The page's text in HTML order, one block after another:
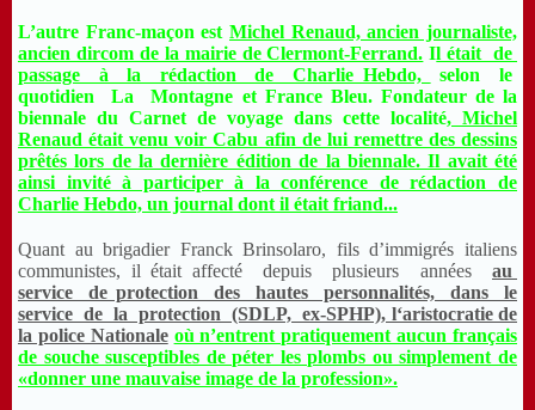
L’autre Franc-maçon est Michel Renaud, ancien journaliste,
ancien dircom de la mairie de Clermont-Ferrand. Il était de
passage à la rédaction de Charlie Hebdo,
selon le
quotidien La Montagne et France Bleu. Fondateur de la
biennale du Carnet de voyage dans cette localité, Michel
Renaud était venu voir Cabu afin de lui remettre des dessins
prêtés lors de la dernière édition de la biennale. Il avait été
ainsi invité à participer à la conférence de rédaction de
Charlie Hebdo, un journal dont il était friand...
Quant au brigadier Franck Brinsolaro, fils d’immigrés italiens
communistes, il était affecté depuis plusieurs années au
service de protection des hautes personnalités, dans le
service de la protection (SDLP, ex-SPHP), l‘aristocratie de
la police Nationale où n’entrent pratiquement aucun français
de souche susceptibles de péter les plombs ou simplement de
«donner une mauvaise image de la profession».